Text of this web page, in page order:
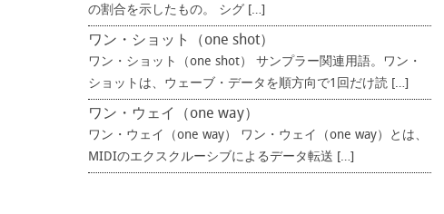
の割合を示したもの。 シグ […]
ワン・ショット（one shot）
ワン・ショット（one shot） サンプラー関連用語。ワン・
ショットは、ウェーブ・データを順方向で1回だけ読 […]
ワン・ウェイ（one way）
ワン・ウェイ（one way） ワン・ウェイ（one way）とは、
MIDIのエクスクルーシブによるデータ転送 […]